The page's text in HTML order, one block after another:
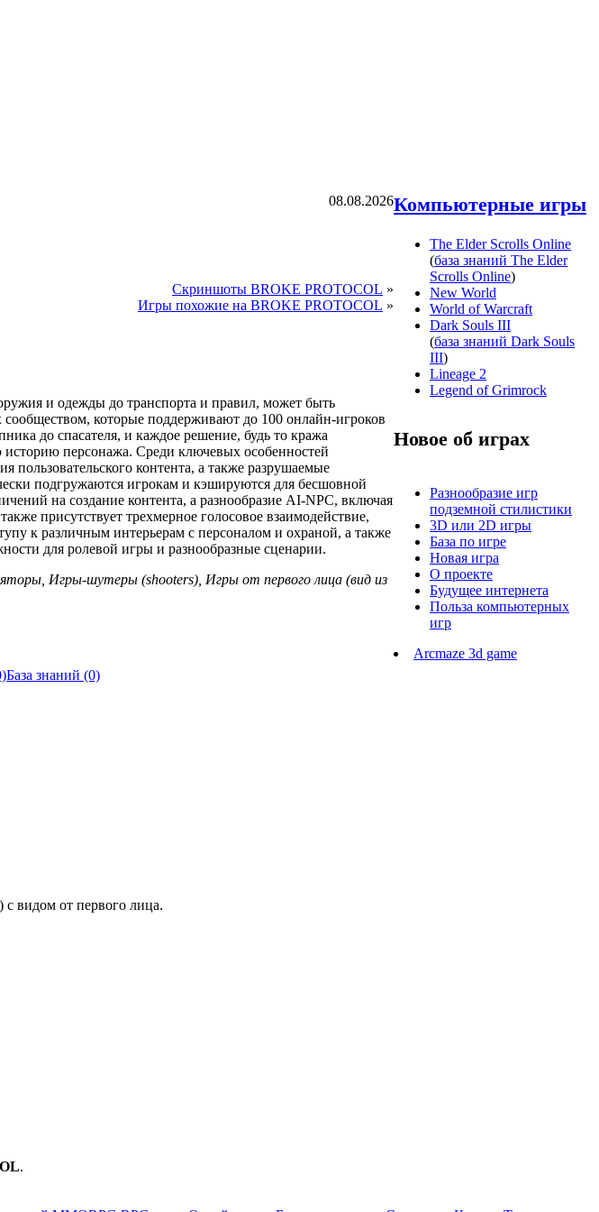
08.08.2026
Скриншоты BROKE PROTOCOL »
Игры похожие на BROKE PROTOCOL »
и одежды до транспорта и правил, может быть
которые поддерживают до 100 онлайн-игроков
до спасателя, и каждое решение, будь то кража
историю персонажа. Среди ключевых особенностей
контента, а также разрушаемые
подгружаются игрокам и кэшируются для бесшовной
на создание контента, а разнообразие AI-NPC, включая
присутствует трехмерное голосовое взаимодействие,
к различным интерьерам с персоналом и охраной, а также
для ролевой игры и разнообразные сценарии.
Игры-шутеры (shooters), Игры от первого лица (вид из
База знаний (0)
с видом от первого лица.
.
Компьютерные игры
The Elder Scrolls Online
(база знаний The Elder
Scrolls Online)
New World
World of Warcraft
Dark Souls III
(база знаний Dark Souls
III)
Lineage 2
Legend of Grimrock
Новое об играх
Разнообразие игр
подземной стилистики
3D или 2D игры
База по игре
Новая игра
О проекте
Будущее интернета
Польза компьютерных
игр
Arcmaze 3d game